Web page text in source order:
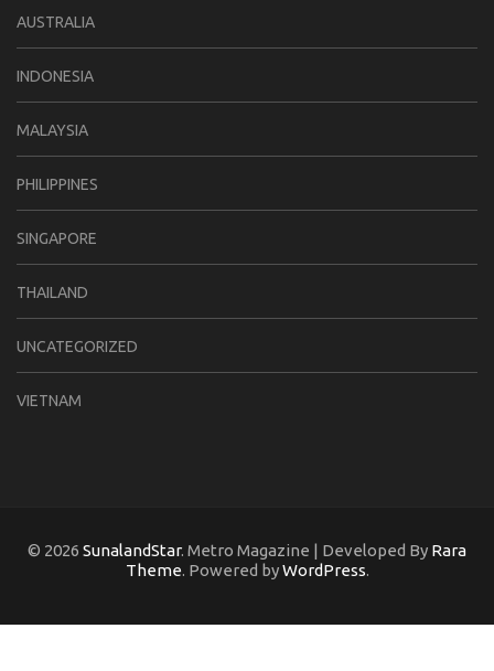
AUSTRALIA
INDONESIA
MALAYSIA
PHILIPPINES
SINGAPORE
THAILAND
UNCATEGORIZED
VIETNAM
© 2026 SunalandStar. Metro Magazine | Developed By Rara
Theme. Powered byWordPress.